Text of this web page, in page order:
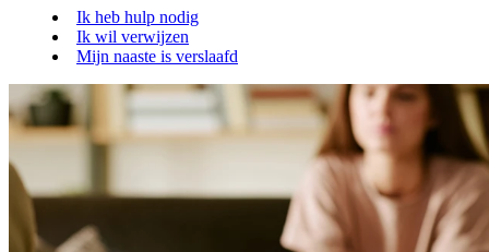
Ik heb hulp nodig
Ik wil verwijzen
Mijn naaste is verslaafd